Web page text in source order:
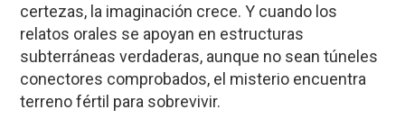
certezas, la imaginación crece. Y cuando los
relatos orales se apoyan en estructuras
subterráneas verdaderas, aunque no sean túneles
conectores comprobados, el misterio encuentra
terreno fértil para sobrevivir.